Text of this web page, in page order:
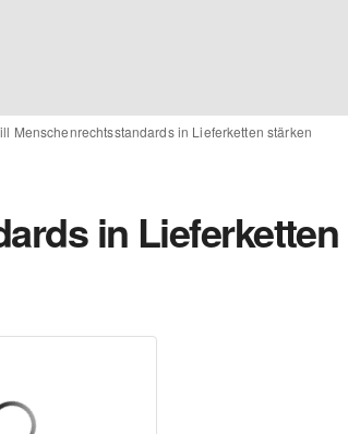
Menschenrechtsstandards in Lieferketten stärken
in Lieferketten